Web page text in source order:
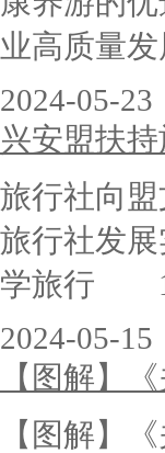
业高质量
2024-05-23
兴安盟扶
旅行社向
旅行社发
学旅行 1.
2024-05-15
【图解】
【图解】